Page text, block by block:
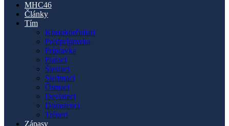
MHC46
Články
Tím
Krasokorčuliari
Predprípravka
Prípravka
Piataci
Šiestaci
Siedmaci
Ôsmaci
Deviataci
Dorastenci
Tréneri
Zápasy